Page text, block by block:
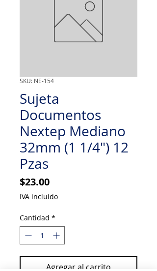
SKU: NE-154
Sujeta
Documentos
Nextep Mediano
32mm (1 1/4") 12
Pzas
$23.00Precio
IVA incluido
Cantidad *
Agregar al carrito